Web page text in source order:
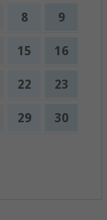
8 9
15 16
22 23
29 30